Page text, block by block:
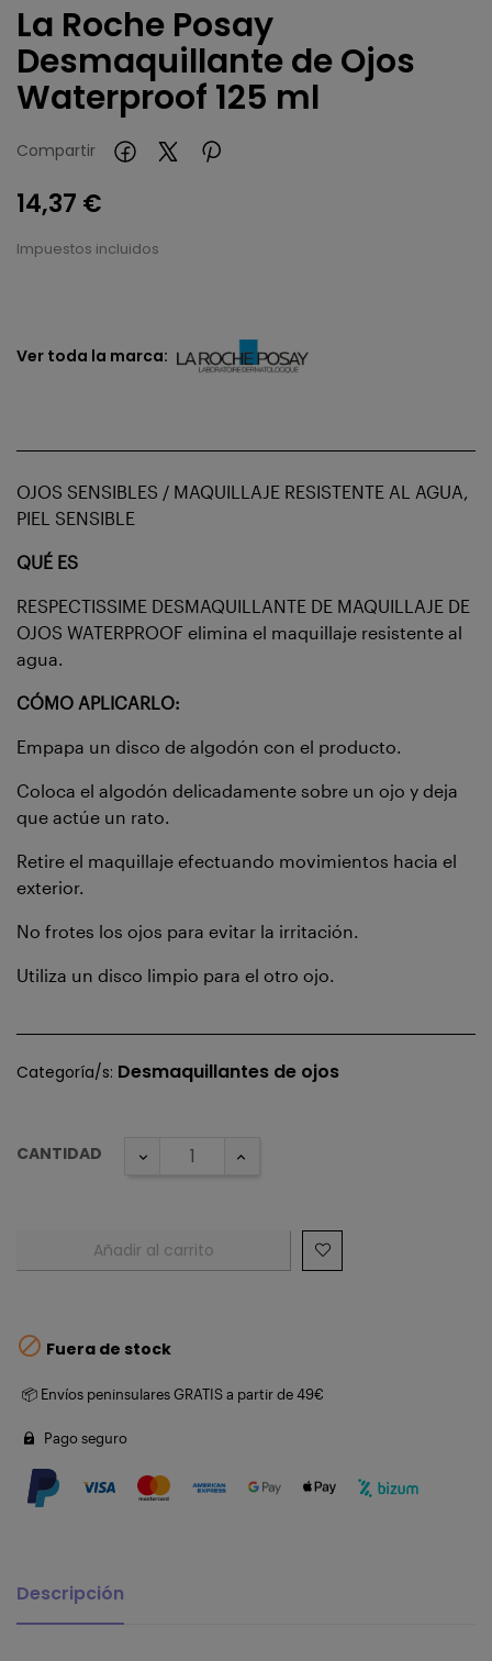
La Roche Posay
Desmaquillante de Ojos
Waterproof 125 ml
Compartir
14,37 €
Impuestos incluidos
Ver toda la marca:
OJOS SENSIBLES / MAQUILLAJE RESISTENTE AL AGUA,
PIEL SENSIBLE
QUÉ ES
RESPECTISSIME DESMAQUILLANTE DE MAQUILLAJE DE
OJOS WATERPROOF elimina el maquillaje resistente al
agua.
CÓMO APLICARLO:
Empapa un disco de algodón con el producto.
Coloca el algodón delicadamente sobre un ojo y deja
que actúe un rato.
Retire el maquillaje efectuando movimientos hacia el
exterior.
No frotes los ojos para evitar la irritación.
Utiliza un disco limpio para el otro ojo.
Categoría/s: Desmaquillantes de ojos
CANTIDAD
Añadir al carrito
 Fuera de stock
📦 Envíos peninsulares GRATIS a partir de 49€
Pago seguro
Descripción